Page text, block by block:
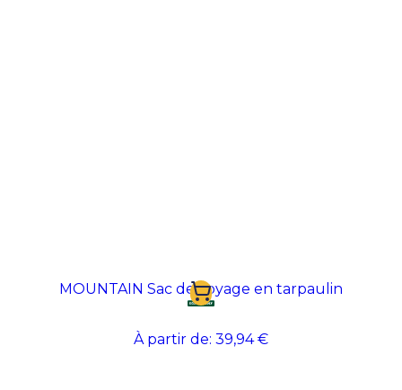
MOUNTAIN Sac de voyage en tarpaulin
À partir de: 39,94 €